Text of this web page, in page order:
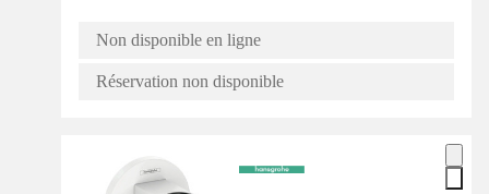
Non disponible en ligne
Réservation non disponible